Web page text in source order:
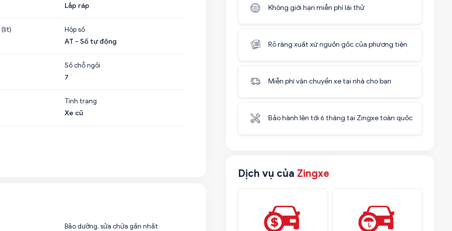
Không giới hạn miễn phí lái thử
Rõ ràng xuất xứ nguồn gốc của phương tiện
Miễn phí vận chuyển xe tại nhà cho bạn
Bảo hành lên tới 6 tháng tại Zingxe toàn quốc
Dịch vụ của Zingxe
Lắp ráp
Hộp số
AT - Số tự động
Số chỗ ngồi
7
Tình trạng
Xe cũ
Bảo dưỡng, sửa chữa gần nhất